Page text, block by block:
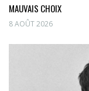
MAUVAIS CHOIX
8 AOÛT 2026